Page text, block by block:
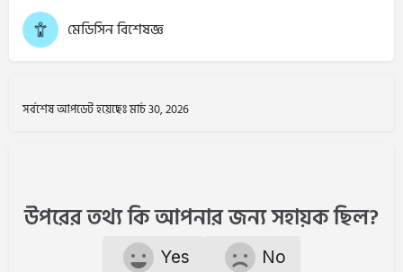
মেডিসিন বিশেষজ্ঞ
সর্বশেষ আপডেট হয়েছেঃ মার্চ 30, 2026
উপরের তথ্য কি আপনার জন্য সহায়ক ছিল?
Yes No